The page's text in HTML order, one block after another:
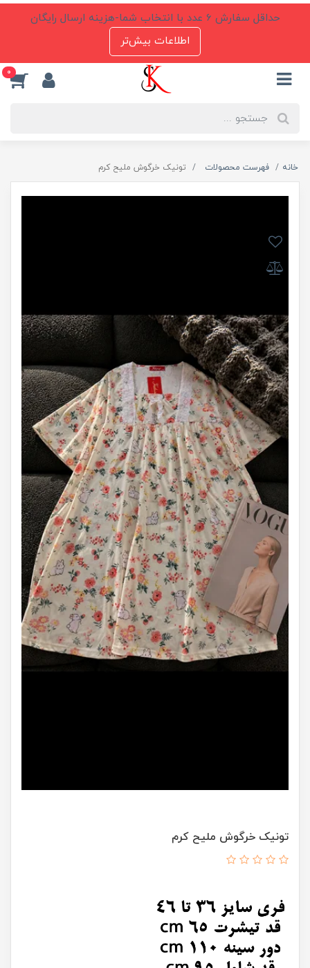
حداقل سفارش 6 عدد با انتخاب شما-هزینه ارسال رایگان
اطلاعات بیش‌تر
0
خانه فهرست محصولات تونیک خرگوش ملیح کرم
تونیک خرگوش ملیح کرم